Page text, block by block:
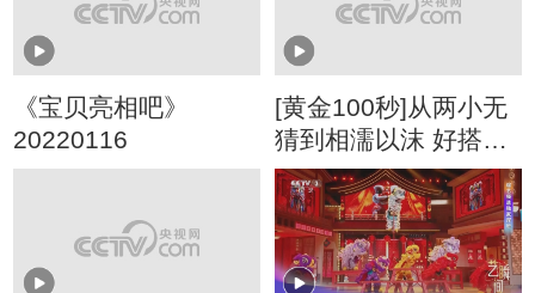
《宝贝亮相吧》
20220116
[黄金100秒]从两小无
猜到相濡以沫 好搭档
登台秀恩爱